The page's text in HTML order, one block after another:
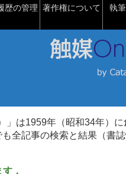
歴の管理 著作権について 執
」は1959年（昭和34年）
全記事の検索と結果（書
．